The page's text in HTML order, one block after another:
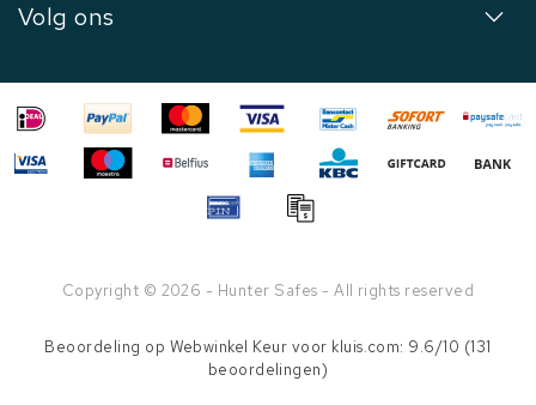
Volg ons
Copyright © 2026 - Hunter Safes - All rights reserved
Beoordeling op Webwinkel Keur voor kluis.com: 9.6/10 (131
beoordelingen)